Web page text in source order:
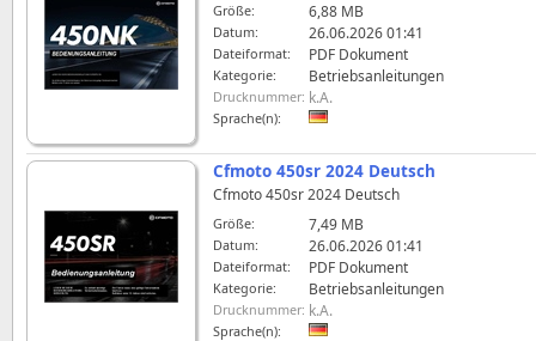
Größe: 6,88 MB
Datum: 26.06.2026 01:41
Dateiformat: PDF Dokument
Kategorie: Betriebsanleitungen
Drucknummer: k.A.
Sprache(n):
Cfmoto 450sr 2024 Deutsch
Cfmoto 450sr 2024 Deutsch
Größe: 7,49 MB
Datum: 26.06.2026 01:41
Dateiformat: PDF Dokument
Kategorie: Betriebsanleitungen
Drucknummer: k.A.
Sprache(n):